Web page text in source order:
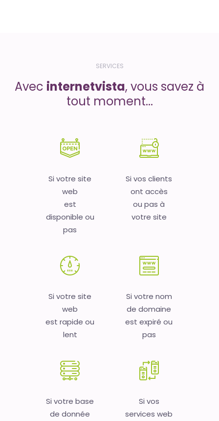
SERVICES
Avec internetvista, vous savez à
tout moment...
Si votre site
web
est
disponible ou
pas
Si vos clients
ont accès
ou pas à
votre site
Si votre site
web
est rapide ou
lent
Si votre nom
de domaine
est expiré ou
pas
Si votre base
de donnée
Si vos
services web